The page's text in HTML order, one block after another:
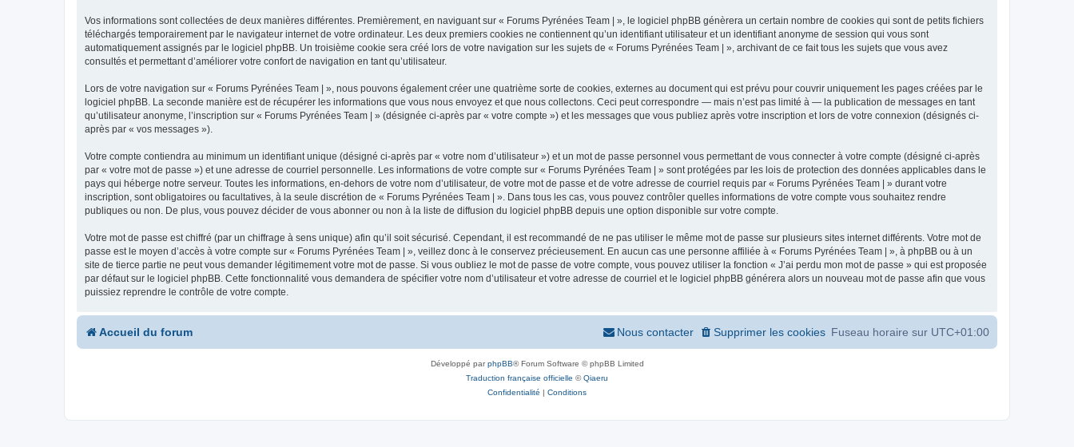
Vos informations sont collectées de deux manières différentes. Premièrement, en naviguant sur « Forums Pyrénées Team | », le logiciel phpBB génèrera un certain nombre de cookies qui sont de petits fichiers
téléchargés temporairement par le navigateur internet de votre ordinateur. Les deux premiers cookies ne contiennent qu’un identifiant utilisateur et un identifiant anonyme de session qui vous sont
automatiquement assignés par le logiciel phpBB. Un troisième cookie sera créé lors de votre navigation sur les sujets de « Forums Pyrénées Team | », archivant de ce fait tous les sujets que vous avez
consultés et permettant d’améliorer votre confort de navigation en tant qu’utilisateur.
Lors de votre navigation sur « Forums Pyrénées Team | », nous pouvons également créer une quatrième sorte de cookies, externes au document qui est prévu pour couvrir uniquement les pages créées par le
logiciel phpBB. La seconde manière est de récupérer les informations que vous nous envoyez et que nous collectons. Ceci peut correspondre — mais n’est pas limité à — la publication de messages en tant
qu’utilisateur anonyme, l’inscription sur « Forums Pyrénées Team | » (désignée ci-après par « votre compte ») et les messages que vous publiez après votre inscription et lors de votre connexion (désignés ci-
après par « vos messages »).
Votre compte contiendra au minimum un identifiant unique (désigné ci-après par « votre nom d’utilisateur ») et un mot de passe personnel vous permettant de vous connecter à votre compte (désigné ci-après
par « votre mot de passe ») et une adresse de courriel personnelle. Les informations de votre compte sur « Forums Pyrénées Team | » sont protégées par les lois de protection des données applicables dans le
pays qui héberge notre serveur. Toutes les informations, en-dehors de votre nom d’utilisateur, de votre mot de passe et de votre adresse de courriel requis par « Forums Pyrénées Team | » durant votre
inscription, sont obligatoires ou facultatives, à la seule discrétion de « Forums Pyrénées Team | ». Dans tous les cas, vous pouvez contrôler quelles informations de votre compte vous souhaitez rendre
publiques ou non. De plus, vous pouvez décider de vous abonner ou non à la liste de diffusion du logiciel phpBB depuis une option disponible sur votre compte.
Votre mot de passe est chiffré (par un chiffrage à sens unique) afin qu’il soit sécurisé. Cependant, il est recommandé de ne pas utiliser le même mot de passe sur plusieurs sites internet différents. Votre mot de
passe est le moyen d’accès à votre compte sur « Forums Pyrénées Team | », veillez donc à le conservez précieusement. En aucun cas une personne affiliée à « Forums Pyrénées Team | », à phpBB ou à un
site de tierce partie ne peut vous demander légitimement votre mot de passe. Si vous oubliez le mot de passe de votre compte, vous pouvez utiliser la fonction « J’ai perdu mon mot de passe » qui est proposée
par défaut sur le logiciel phpBB. Cette fonctionnalité vous demandera de spécifier votre nom d’utilisateur et votre adresse de courriel et le logiciel phpBB générera alors un nouveau mot de passe afin que vous
puissiez reprendre le contrôle de votre compte.
Accueil du forum Fuseau horaire sur UTC+01:00
Supprimer les cookies
Nous contacter
Développé parphpBB® Forum Software © phpBB Limited
Traduction française officielle ©Qiaeru
Confidentialité | Conditions